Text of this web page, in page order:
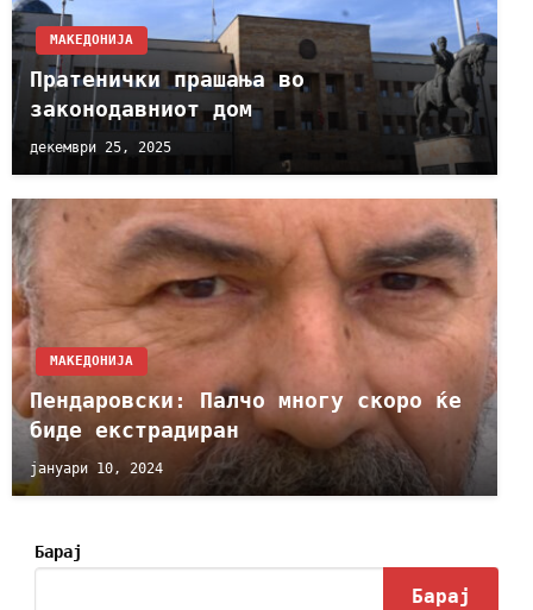
МАКЕДОНИЈА
Пратенички прашања во
законодавниот дом
декември 25, 2025
МАКЕДОНИЈА
Пендаровски: Палчо многу скоро ќе
биде екстрадиран
јануари 10, 2024
Барај
Барај